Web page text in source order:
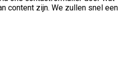
content zijn. We zullen snel een